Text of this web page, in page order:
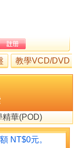
教學VCD/DVD
精華(POD)
NT$0元。